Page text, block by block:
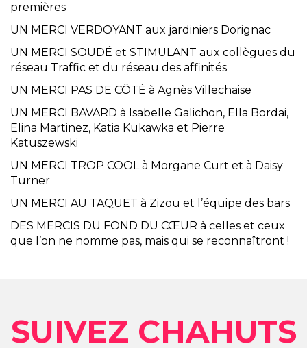
premières
UN MERCI VERDOYANT aux jardiniers Dorignac
UN MERCI SOUDÉ et STIMULANT aux collègues du
réseau Traffic et du réseau des affinités
UN MERCI PAS DE CÔTÉ à Agnès Villechaise
UN MERCI BAVARD à Isabelle Galichon, Ella Bordai,
Elina Martinez, Katia Kukawka et Pierre
Katuszewski
UN MERCI TROP COOL à Morgane Curt et à Daisy
Turner
UN MERCI AU TAQUET à Zizou et l’équipe des bars
DES MERCIS DU FOND DU CŒUR à celles et ceux
que l’on ne nomme pas, mais qui se reconnaîtront !
SUIVEZ CHAHUTS